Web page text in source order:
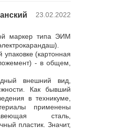
23.02.2022
маркер типа ЭИМ
(картонная
- в общем,
внешний вид,
Как бывший
в техникуме,
применены
сталь,
пластик. Значит,
Владимир
Компания
110 кВ для
Продукция
Наоборот,
качества,
На